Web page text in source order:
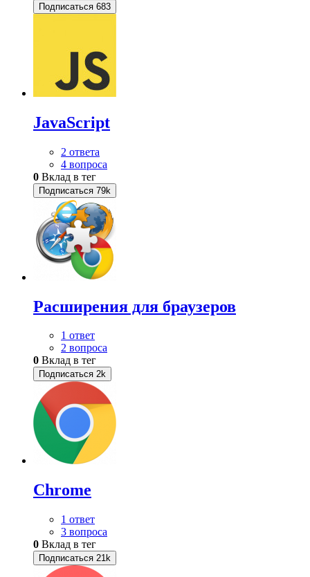
Подписаться 683
JavaScript
2 ответа
4 вопроса
0 Вклад в тег
Подписаться 79k
Расширения для браузеров
1 ответ
2 вопроса
0 Вклад в тег
Подписаться 2k
Chrome
1 ответ
3 вопроса
0 Вклад в тег
Подписаться 21k